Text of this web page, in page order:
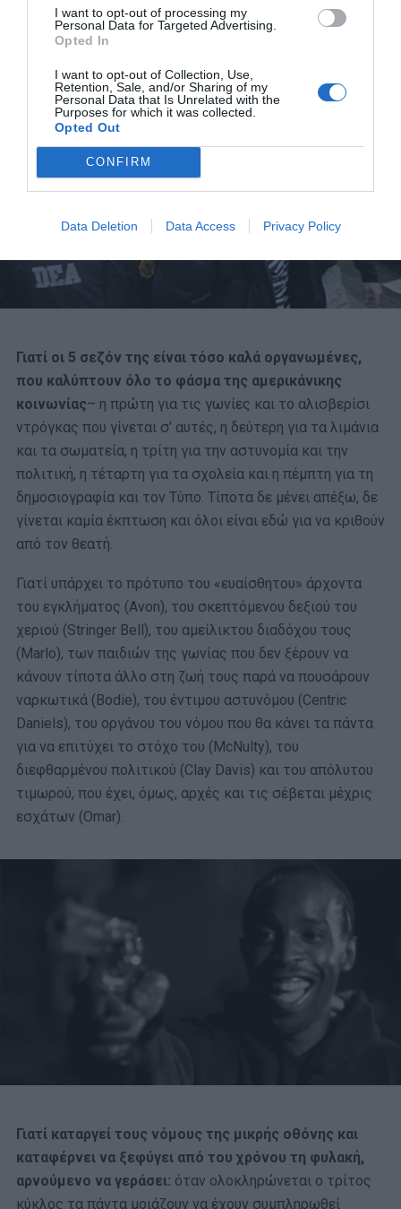
I want to opt-out of processing my
Personal Data for Targeted Advertising.
Opted In
I want to opt-out of Collection, Use,
Retention, Sale, and/or Sharing of my
Personal Data that Is Unrelated with the
Purposes for which it was collected.
Opted Out
CONFIRM
Data Deletion Data Access Privacy Policy
παράδειγμα όλων η διαβόητη Snoop, την οποία
υποδυόταν η Felicia Pearson που στην πραγματική της
Γιατί οι 5 σεζόν της είναι τόσο καλά οργανωμένες,
που καλύπτουν όλο το φάσμα της αμερικάνικης
κοινωνίας– η πρώτη για τις γωνίες και το αλισβερίσι
ντρόγκας που γίνεται σ’ αυτές, η δεύτερη για τα λιμάνια
και τα σωματεία, η τρίτη για την αστυνομία και την
πολιτική, η τέταρτη για τα σχολεία και η πέμπτη για τη
δημοσιογραφία και τον Τύπο. Τίποτα δε μένει απέξω, δε
γίνεται καμία έκπτωση και όλοι είναι εδώ για να κριθούν
από τον θεατή.
Γιατί υπάρχει το πρότυπο του «ευαίσθητου» άρχοντα
του εγκλήματος (Avon), του σκεπτόμενου δεξιού του
χεριού (Stringer Bell), του αμείλικτου διαδόχου τους
(Marlo), των παιδιών της γωνίας που δεν ξέρουν να
κάνουν τίποτα άλλο στη ζωή τους παρά να πουσάρουν
ναρκωτικά (Bodie), του έντιμου αστυνόμου (Centric
Daniels), του οργάνου του νόμου που θα κάνει τα πάντα
για να επιτύχει το στόχο του (McNulty), του
διεφθαρμένου πολιτικού (Clay Davis) και του απόλυτου
τιμωρού, που έχει, όμως, αρχές και τις σέβεται μέχρις
εσχάτων (Omar).
Γιατί καταργεί τους νόμους της μικρής οθόνης και
καταφέρνει να ξεφύγει από του χρόνου τη φυλακή,
αρνούμενο να γεράσει: όταν ολοκληρώνεται ο τρίτος
κύκλος τα πάντα μοιάζουν να έχουν συμπληρωθεί